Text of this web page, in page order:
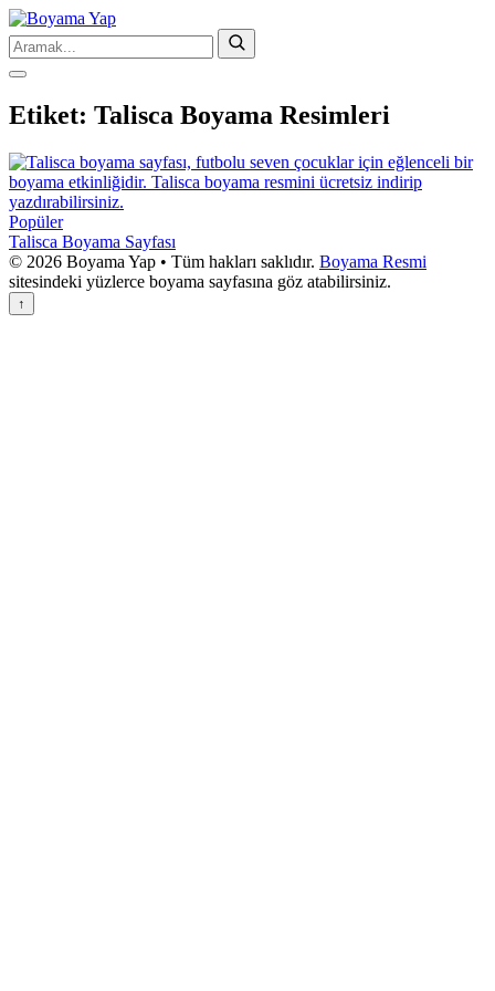
Etiket: Talisca Boyama Resimleri
Popüler
Talisca Boyama Sayfası
© 2026 Boyama Yap • Tüm hakları saklıdır. Boyama Resmi
sitesindeki yüzlerce boyama sayfasına göz atabilirsiniz.
↑